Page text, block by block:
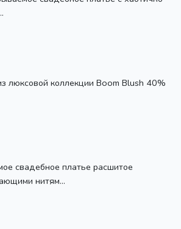
люксовой коллекции Boom Blush 40%
свадебное платье расшитое
нитям...